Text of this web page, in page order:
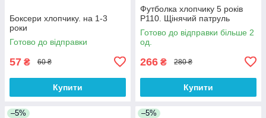
Боксери хлопчику. на 1-3
роки
Готово до відправки
57 ₴ 60 ₴
Купити
Футболка хлопчику 5 років
Р110. Щінячий патруль
Готово до відправки більше 2
од.
266 ₴ 280 ₴
Купити
–5% –5%